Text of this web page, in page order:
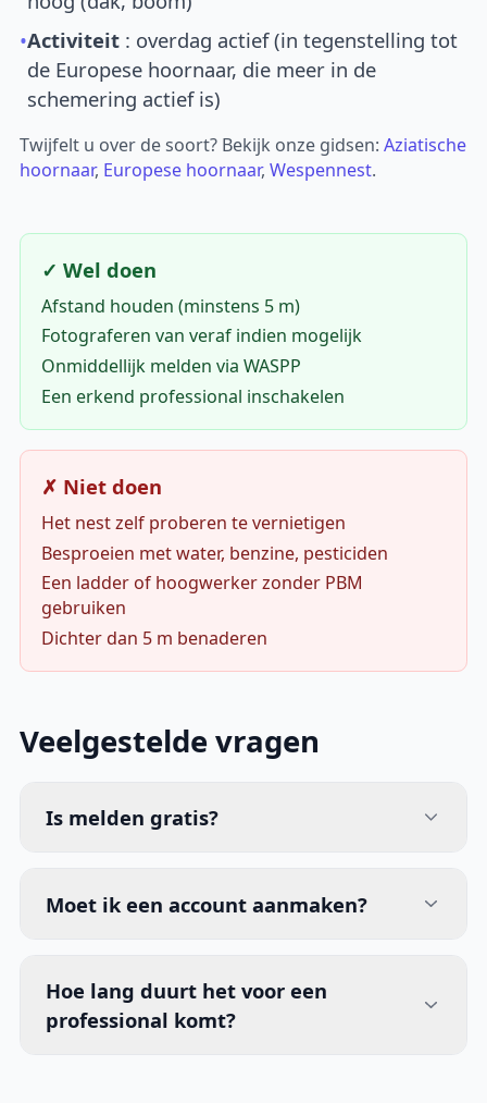
•Activiteit : overdag actief (in tegenstelling tot
de Europese hoornaar, die meer in de
schemering actief is)
Twijfelt u over de soort? Bekijk onze gidsen:Aziatische
hoornaar, Europese hoornaar,Wespennest.
✓ Wel doen
Afstand houden (minstens 5 m)
Fotograferen van veraf indien mogelijk
Onmiddellijk melden via WASPP
Een erkend professional inschakelen
✗ Niet doen
Het nest zelf proberen te vernietigen
Besproeien met water, benzine, pesticiden
Een ladder of hoogwerker zonder PBM
gebruiken
Dichter dan 5 m benaderen
Veelgestelde vragen
Is melden gratis?
Moet ik een account aanmaken?
Hoe lang duurt het voor een
professional komt?